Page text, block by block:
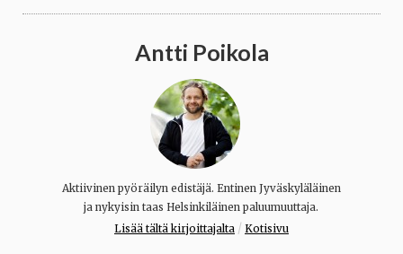
Antti Poikola
Aktiivinen pyöräilyn edistäjä. Entinen Jyväskyläläinen
ja nykyisin taas Helsinkiläinen paluumuuttaja.
Lisää tältä kirjoittajalta / Kotisivu